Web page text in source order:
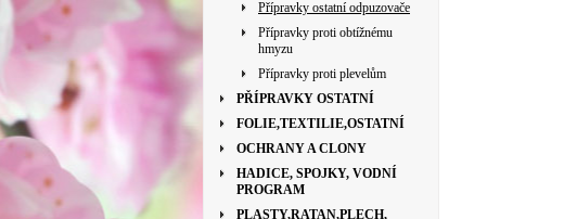
Přípravky ostatní odpuzovače
Přípravky proti obtížnému
hmyzu
Přípravky proti plevelům
PŘÍPRAVKY OSTATNÍ
FOLIE,TEXTILIE,OSTATNÍ
OCHRANY A CLONY
HADICE, SPOJKY, VODNÍ
PROGRAM
PLASTY,RATAN,PLECH,